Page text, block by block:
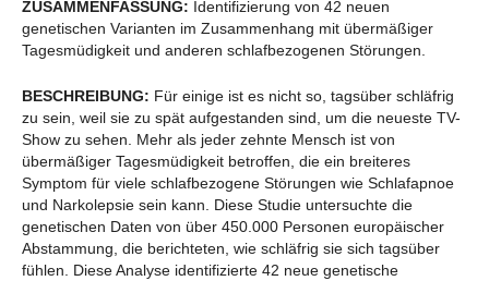
ZUSAMMENFASSUNG: Identifizierung von 42 neuen
genetischen Varianten im Zusammenhang mit übermäßiger
Tagesmüdigkeit und anderen schlafbezogenen Störungen.
BESCHREIBUNG: Für einige ist es nicht so, tagsüber schläfrig
zu sein, weil sie zu spät aufgestanden sind, um die neueste TV-
Show zu sehen. Mehr als jeder zehnte Mensch ist von
übermäßiger Tagesmüdigkeit betroffen, die ein breiteres
Symptom für viele schlafbezogene Störungen wie Schlafapnoe
und Narkolepsie sein kann. Diese Studie untersuchte die
genetischen Daten von über 450.000 Personen europäischer
Abstammung, die berichteten, wie schläfrig sie sich tagsüber
fühlen. Diese Analyse identifizierte 42 neue genetische